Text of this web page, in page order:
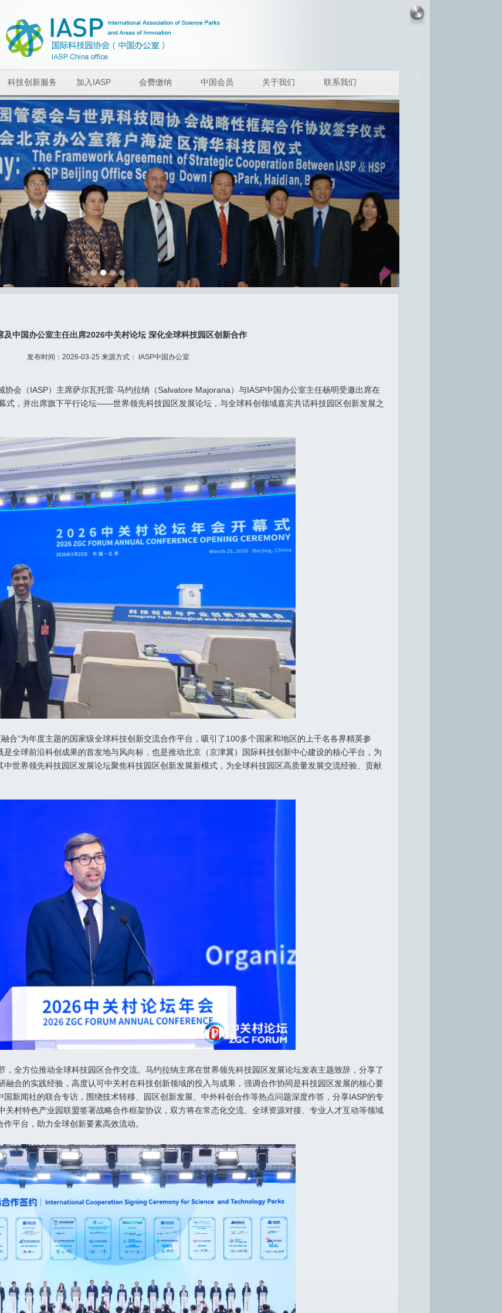
科技创新服务 加入IASP 会费缴纳 中国会员 关于我们 联系我们
及中国办公室主任出席2026中关村论坛 深化全球科技园区创新合作
发布时间：2026-03-25 来源方式： IASP中国办公室
会（IASP）主席萨尔瓦托雷·马约拉纳（Salvatore Majorana）与IASP中国办公室主任杨明受邀出席在
式，并出席旗下平行论坛——世界领先科技园区发展论坛，与全球科创领域嘉宾共话科技园区创新发展之
合”为年度主题的国家级全球科技创新交流合作平台，吸引了100多个国家和地区的上千名各界精英参
全球前沿科创成果的首发地与风向标，也是推动北京（京津冀）国际科技创新中心建设的核心平台，为
世界领先科技园区发展论坛聚焦科技园区创新发展新模式，为全球科技园区高质量发展交流经验、贡献
，全方位推动全球科技园区合作交流。马约拉纳主席在世界领先科技园区发展论坛发表主题致辞，分享了
融合的实践经验，高度认可中关村在科技创新领域的投入与成果，强调合作协同是科技园区发展的核心要
新闻社的联合专访，围绕技术转移、园区创新发展、中外科创合作等热点问题深度作答，分享IASP的专
关村特色产业园联盟签署战略合作框架协议，双方将在常态化交流、全球资源对接、专业人才互动等领域
平台，助力全球创新要素高效流动。